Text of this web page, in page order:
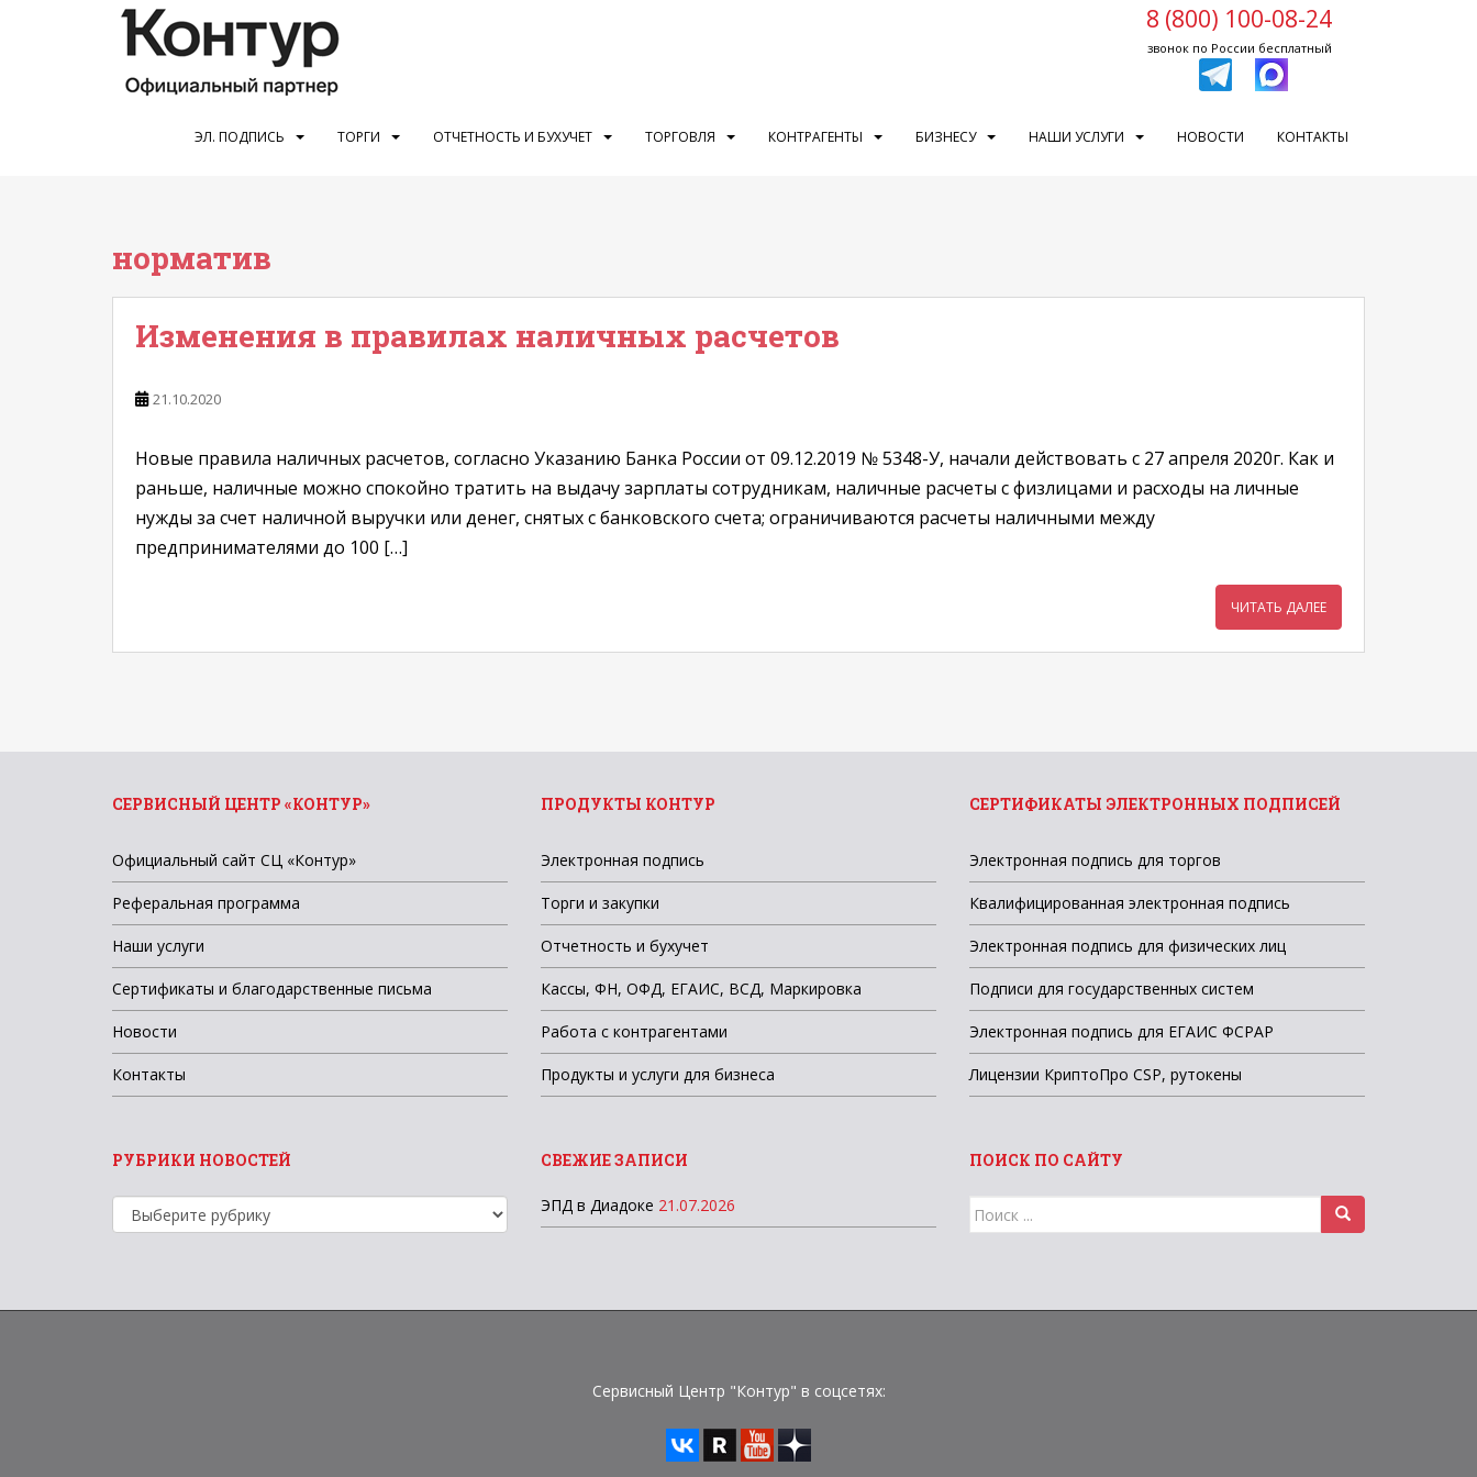
8 (800) 100-08-24
звонок по России бесплатный
ЭЛ. ПОДПИСЬ ТОРГИ ОТЧЕТНОСТЬ И БУХУЧЕТ ТОРГОВЛЯ КОНТРАГЕНТЫ БИЗНЕСУ НАШИ УСЛУГИ НОВОСТИ КОНТАКТЫ
норматив
Изменения в правилах наличных расчетов
21.10.2020
Новые правила наличных расчетов, согласно Указанию Банка России от 09.12.2019 № 5348-У, начали действовать с 27 апреля 2020г. Как и
раньше, наличные можно спокойно тратить на выдачу зарплаты сотрудникам, наличные расчеты с физлицами и расходы на личные
нужды за счет наличной выручки или денег, снятых с банковского счета; ограничиваются расчеты наличными между
предпринимателями до 100 […]
ЧИТАТЬ ДАЛЕЕ
СЕРВИСНЫЙ ЦЕНТР «КОНТУР»
Официальный сайт СЦ «Контур»
Реферальная программа
Наши услуги
Сертификаты и благодарственные письма
Новости
Контакты
РУБРИКИ НОВОСТЕЙ
Рубрики
новостей
ПРОДУКТЫ КОНТУР
Электронная подпись
Торги и закупки
Отчетность и бухучет
Кассы, ФН, ОФД, ЕГАИС, ВСД, Маркировка
Работа с контрагентами
Продукты и услуги для бизнеса
СВЕЖИЕ ЗАПИСИ
ЭПД в Диадоке 21.07.2026
СЕРТИФИКАТЫ ЭЛЕКТРОННЫХ ПОДПИСЕЙ
Электронная подпись для торгов
Квалифицированная электронная подпись
Электронная подпись для физических лиц
Подписи для государственных систем
Электронная подпись для ЕГАИС ФСРАР
Лицензии КриптоПро CSP, рутокены
ПОИСК ПО САЙТУ
Поиск
для:
Сервисный Центр "Контур" в соцсетях: